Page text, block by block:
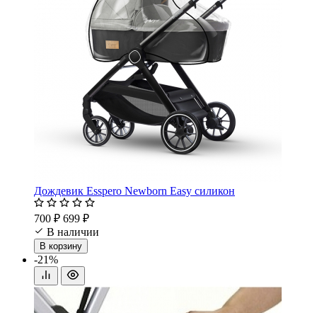
Дождевик Esspero Newborn Easy силикон
700 ₽ 699 ₽
В наличии
В корзину
-21%